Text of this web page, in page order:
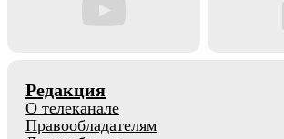
Редакция
О телеканале
Правообладателям